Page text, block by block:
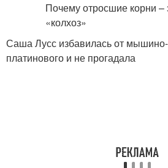
Саша Лусс избавилась от мышино-
платинового и не прогадала